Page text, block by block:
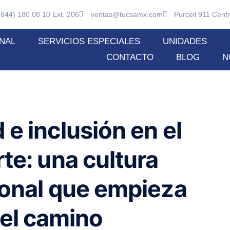
180 08 10 Ext. 206 ventas@tucsamx.com Purcell 911
SERVICIOS ESPECIALES UNIDADES
CONTACTO
BLOG
e inclusión en el
una cultura
que empieza
camino